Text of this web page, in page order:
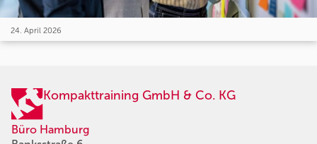
24. April 2026
Kompakttraining GmbH & Co. KG
Büro Hamburg